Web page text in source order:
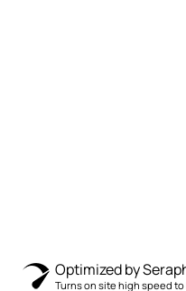
Optimized by
Turns on site high speed